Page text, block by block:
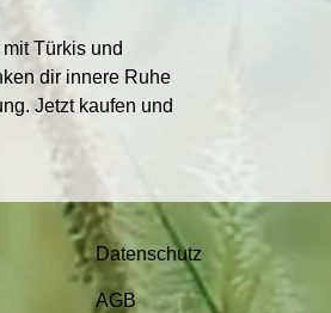
Türkis und
dir innere Ruhe
Jetzt kaufen und
Datenschutz
AGB